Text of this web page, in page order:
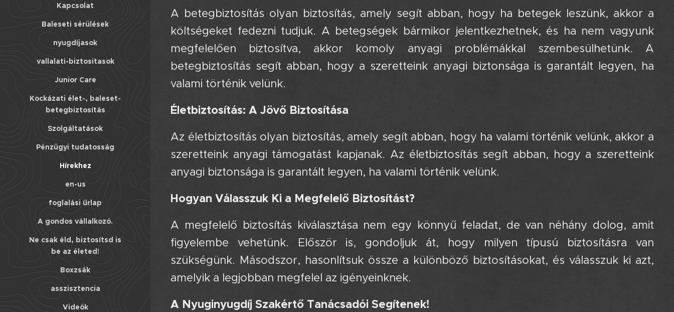
Kapcsolat
Baleseti sérülések
nyugdíjasok
vallalati-biztositasok
Junior Care
Kockázati élet-, baleset-
betegbiztosítás
Szolgáltatások
Pénzügyi tudatosság
Hírekhez
en-us
foglalási űrlap
A gondos vállalkozó.
Ne csak éld, biztosítsd is
be az életed!
Boxzsák
asszisztencia
Videók
A betegbiztosítás olyan biztosítás, amely segít abban, hogy ha betegek leszünk, akkor a
költségeket fedezni tudjuk. A betegségek bármikor jelentkezhetnek, és ha nem vagyunk
megfelelően biztosítva, akkor komoly anyagi problémákkal szembesülhetünk. A
betegbiztosítás segít abban, hogy a szeretteink anyagi biztonsága is garantált legyen, ha
valami történik velünk.
Életbiztosítás: A Jövő Biztosítása
Az életbiztosítás olyan biztosítás, amely segít abban, hogy ha valami történik velünk, akkor a
szeretteink anyagi támogatást kapjanak. Az életbiztosítás segít abban, hogy a szeretteink
anyagi biztonsága is garantált legyen, ha valami történik velünk.
Hogyan Válasszuk Ki a Megfelelő Biztosítást?
A megfelelő biztosítás kiválasztása nem egy könnyű feladat, de van néhány dolog, amit
figyelembe vehetünk. Először is, gondoljuk át, hogy milyen típusú biztosításra van
szükségünk. Másodszor, hasonlítsuk össze a különböző biztosításokat, és válasszuk ki azt,
amelyik a legjobban megfelel az igényeinknek.
A Nyuginyugdíj Szakértő Tanácsadói Segítenek!